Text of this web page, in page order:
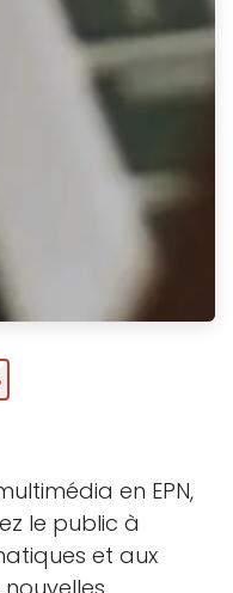
en EPN,
le public à
et aux